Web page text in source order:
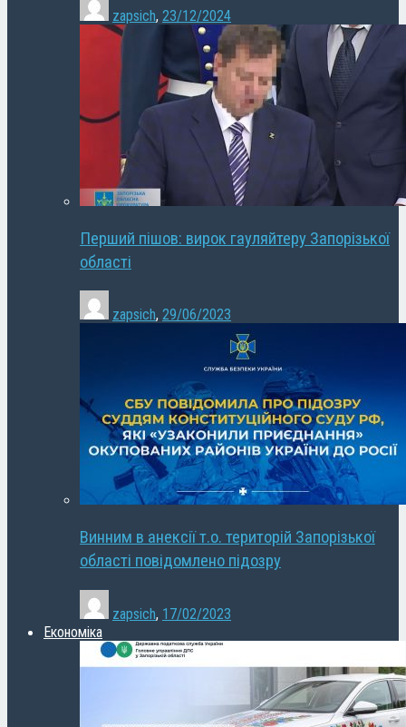
zapsich, 23/12/2024
Перший пішов: вирок гауляйтеру Запорізької
області
zapsich, 29/06/2023
Винним в анексії т.о. територій Запорізької
області повідомлено підозру
zapsich, 17/02/2023
Економіка